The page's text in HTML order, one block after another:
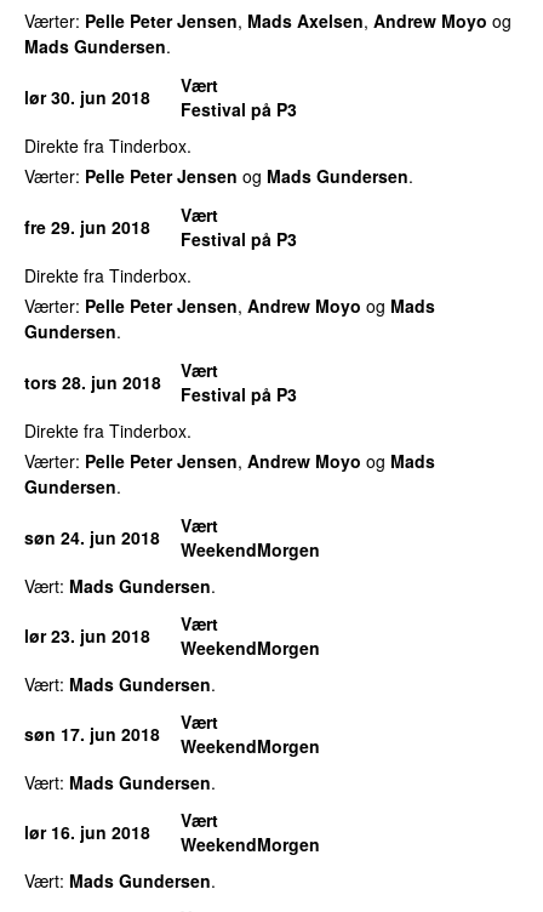
Værter: Pelle Peter Jensen, Mads Axelsen, Andrew Moyo og
Mads Gundersen.
lør 30. jun 2018
Vært
Festival på P3
Direkte fra Tinderbox.
Værter: Pelle Peter Jensen og Mads Gundersen.
fre 29. jun 2018
Vært
Festival på P3
Direkte fra Tinderbox.
Værter: Pelle Peter Jensen, Andrew Moyo og Mads
Gundersen.
tors 28. jun 2018
Vært
Festival på P3
Direkte fra Tinderbox.
Værter: Pelle Peter Jensen, Andrew Moyo og Mads
Gundersen.
søn 24. jun 2018
Vært
WeekendMorgen
Vært: Mads Gundersen.
lør 23. jun 2018
Vært
WeekendMorgen
Vært: Mads Gundersen.
søn 17. jun 2018
Vært
WeekendMorgen
Vært: Mads Gundersen.
lør 16. jun 2018
Vært
WeekendMorgen
Vært: Mads Gundersen.